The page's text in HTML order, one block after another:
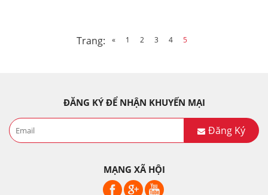
Trang: « 1 2 3 4 5
ĐĂNG KÝ ĐỂ NHẬN KHUYẾN MẠI
Đăng Ký
MẠNG XÃ HỘI